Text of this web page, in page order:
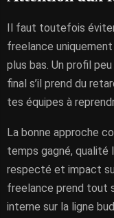
Il faut toutefois
freelance
plus bas. Un profil
final s’il prend du
tes équipes à
La bonne approche
temps gagné, qualité
respecté et impact
freelance prend tout
interne sur la ligne